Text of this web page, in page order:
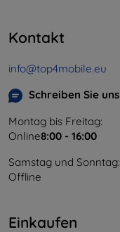
Kontakt
info@top4mobile.eu
Schreiben Sie uns
Montag bis Freitag:
Online8:00 - 16:00
Samstag und Sonntag:
Offline
Einkaufen